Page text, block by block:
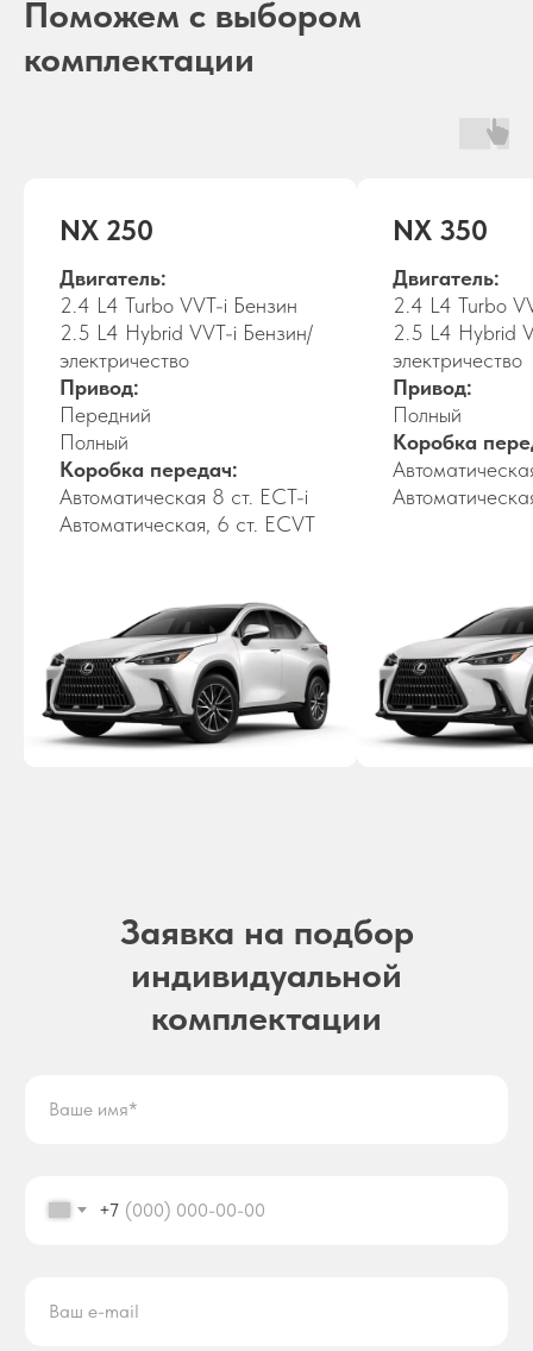
Поможем с выбором
комплектации
NX 250
Двигатель:
2.4 L4 Turbo VVT-i Бензин
2.5 L4 Hybrid VVT-i Бензин/
электричество
Привод:
Передний
Полный
Коробка передач:
Автоматическая 8 ст. ECT-i
Автоматическая, 6 ст. ECVT
NX 350
Двигатель:
2.4 L4 Turbo
2.5 L4 Hybrid
электричество
Привод:
Полный
Коробка
Заявка на подбор
индивидуальной
комплектации
+7